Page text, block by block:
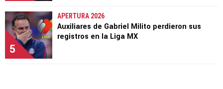
5
APERTURA 2026
Auxiliares de Gabriel Milito perdieron sus
registros en la Liga MX